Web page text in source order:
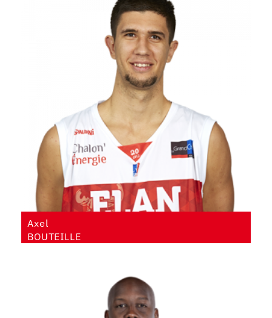
Axel
BOUTEILLE